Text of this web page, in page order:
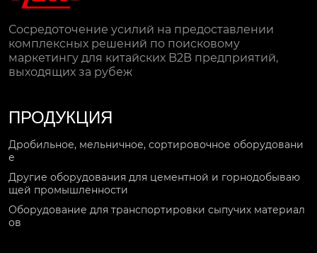
Сосредоточение усилий на предоставлении
комплексных решений по поисковому
маркетингу для китайских B2B предприятий,
выходящих за рубеж
ПРОДУКЦИЯ
Дробильное, мельничное, сортировочное оборудовани
е
Другие оборудования для цементной и горнодобываю
щей промышленности
Оборудование для транспортировки сыпучих материал
ов